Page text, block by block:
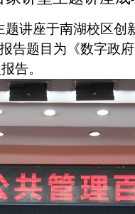
题讲座于南湖校区创
告题目为《数字政
告。